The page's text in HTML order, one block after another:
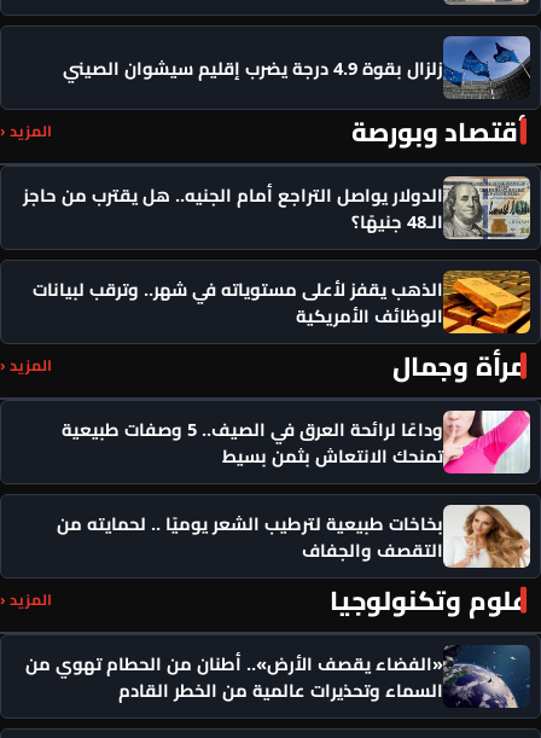
زلزال بقوة 4.9 درجة يضرب إقليم سيشوان الصيني
أقتصاد وبورصة المزيد ‹
الدولار يواصل التراجع أمام الجنيه.. هل يقترب من حاجز
الـ48 جنيهًا؟
الذهب يقفز لأعلى مستوياته في شهر.. وترقب لبيانات
الوظائف الأمريكية
مرأة وجمال المزيد ‹
وداعًا لرائحة العرق في الصيف.. 5 وصفات طبيعية
تمنحك الانتعاش بثمن بسيط
بخاخات طبيعية لترطيب الشعر يوميًا .. لحمايته من
التقصف والجفاف
علوم وتكنولوجيا المزيد ‹
«الفضاء يقصف الأرض».. أطنان من الحطام تهوي من
السماء وتحذيرات عالمية من الخطر القادم